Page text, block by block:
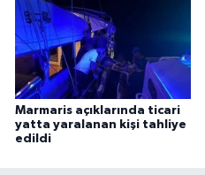
Marmaris açıklarında ticari
yatta yaralanan kişi tahliye
edildi